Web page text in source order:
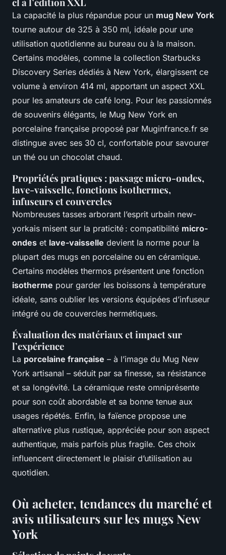
La capacité la plus répandue pour un mug New York
tourne autour de 325 à 350 ml, idéale pour une
utilisation quotidienne au bureau ou à la maison.
Certains modèles, comme la collection Starbucks
Discovery Series dédiés à New York, élargissent ce
volume à environ 414 ml, apportant un aspect XXL
pour les amateurs de café long. Pour les passionnés
de souvenirs élégants, le Mug New York en
porcelaine française proposé par Muginfrance.fr se
distingue avec ses 30 cl, confortable pour savourer
un thé ou un chocolat chaud.
Propriétés pratiques : passage micro-ondes,
lave-vaisselle, fonctions isothermes,
infuseurs et couvercles
Nombreuses tasses arborant l’esprit urbain new-
yorkais misent sur la praticité : compatibilité micro-
ondes et lave-vaisselle devient la norme pour la
plupart des mugs en porcelaine ou en céramique.
Certains modèles thermos présentent une fonction
isotherme pour garder les boissons à température
idéale, sans oublier les versions équipées d’infuseur
intégré ou de couvercles hermétiques.
Évaluation des matériaux et impact sur
l’expérience
La porcelaine française – à l’image du Mug New
York artisanal – séduit par sa finesse, sa résistance
et sa longévité. La céramique reste omniprésente
pour son coût abordable et sa bonne tenue aux
usages répétés. Enfin, la faïence propose une
alternative plus rustique, appréciée pour son aspect
authentique, mais parfois plus fragile. Ces choix
influencent directement le plaisir d’utilisation au
quotidien.
Où acheter, tendances du marché et
avis utilisateurs sur les mugs New
York